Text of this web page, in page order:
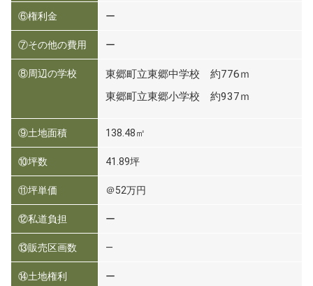
⑥権利金 ー
⑦その他の費用 ー
⑧周辺の学校
東郷町立東郷中学校 約776ｍ
東郷町立東郷小学校 約937ｍ
⑨土地面積 138.48㎡
⑩坪数 41.89坪
⑪坪単価 ＠52万円
⑫私道負担 ー
⑬販売区画数 ―
⑭土地権利 ー